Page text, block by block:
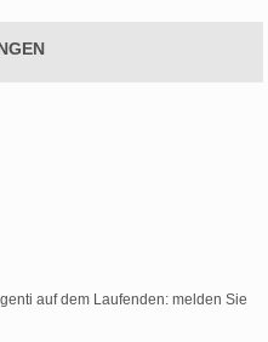
auf dem Laufenden: melden Sie